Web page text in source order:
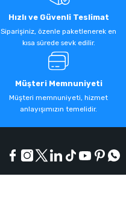
Hızlı ve Güvenli Teslimat
Siparişiniz, özenle paketlenerek en
kısa sürede sevk edilir.
Müşteri Memnuniyeti
Müşteri memnuniyeti, hizmet
anlayışımızın temelidir.